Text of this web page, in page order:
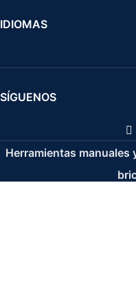
IDIOMAS
SÍGUENOS
Herramientas